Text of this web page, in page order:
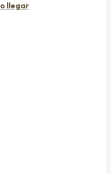
llegar